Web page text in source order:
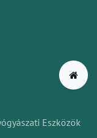
Eszközök